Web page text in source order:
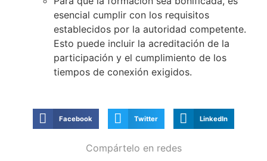
esencial cumplir con los requisitos
establecidos por la autoridad competente.
Esto puede incluir la acreditación de la
participación y el cumplimiento de los
tiempos de conexión exigidos.
Facebook Twitter LinkedIn
Compártelo en redes